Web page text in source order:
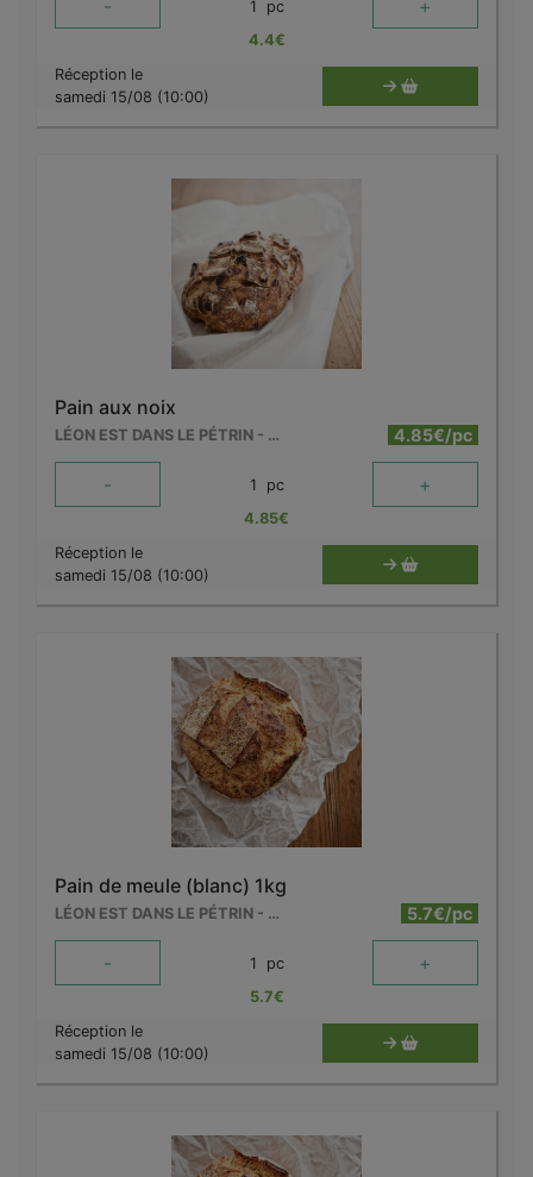
- 1 pc +
4.4€
Réception le
samedi 15/08 (10:00)
Pain aux noix
LÉON EST DANS LE PÉTRIN - MOUSCRON 4.85€/pc
- 1 pc +
4.85€
Réception le
samedi 15/08 (10:00)
Pain de meule (blanc) 1kg
LÉON EST DANS LE PÉTRIN - MOUSCRON 5.7€/pc
- 1 pc +
5.7€
Réception le
samedi 15/08 (10:00)